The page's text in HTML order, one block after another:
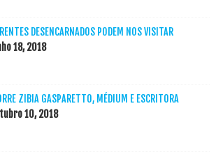
DESENCARNADOS PODEM NOS VISITAR
18, 2018
ZIBIA GASPARETTO, MÉDIUM E ESCRITORA
10, 2018